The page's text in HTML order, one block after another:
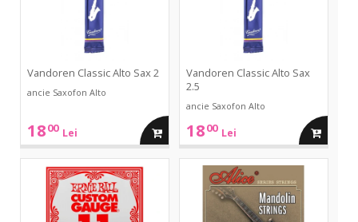
Vandoren Classic Alto Sax 2
ancie Saxofon Alto
1800 Lei adauga
Vandoren Classic Alto Sax
2.5
ancie Saxofon Alto
1800 Lei adauga
in